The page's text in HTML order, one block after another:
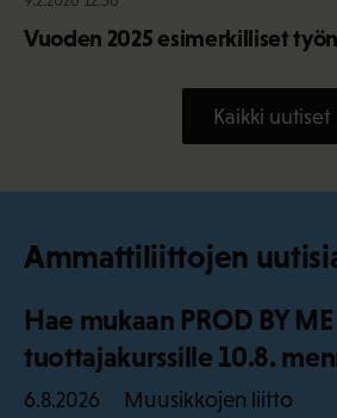
Vuoden 2025 esimerkilliset
Kaikki uutiset
Ammattiliittojen
Hae mukaan PROD BY
tuottajakurssille 10.8.
6.8.2026 Muusikkojen liitto